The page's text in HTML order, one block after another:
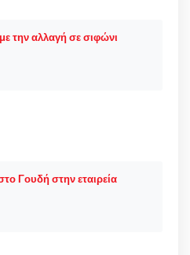
την αλλαγή σε σιφώνι
Γουδή στην εταιρεία